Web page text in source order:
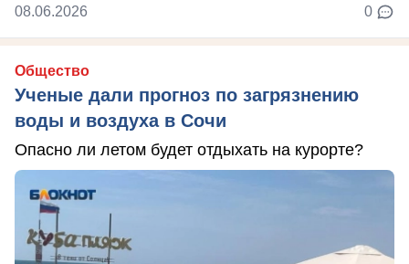
08.06.2026 0
Общество
Ученые дали прогноз по загрязнению
воды и воздуха в Сочи
Опасно ли летом будет отдыхать на курорте?